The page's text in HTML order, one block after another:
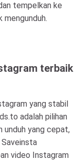
tempelkan ke
mengunduh.
terbaik
yang stabil
adalah pilihan
unduh yang cepat,
Saveinsta
video Instagram